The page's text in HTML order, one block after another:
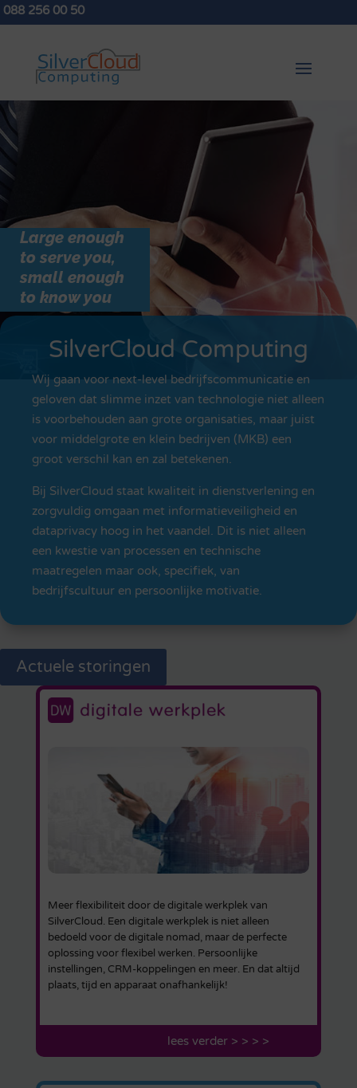
088 256 00 50
Large enough
to serve you,
small enough
to know you
SilverCloud Computing
Wij gaan voor next-level bedrijfscommunicatie en
geloven dat slimme inzet van technologie niet alleen
is voorbehouden aan grote organisaties, maar juist
voor middelgrote en klein bedrijven (MKB) een
groot verschil kan en zal betekenen.
Bij SilverCloud staat kwaliteit in dienstverlening en
zorgvuldig omgaan met informatieveiligheid en
dataprivacy hoog in het vaandel. Dit is niet alleen
een kwestie van processen en technische
maatregelen maar ook, specifiek, van
bedrijfscultuur en persoonlijke motivatie.
Actuele storingen
Meer flexibiliteit door de digitale werkplek van
SilverCloud. Een digitale werkplek is niet alleen
bedoeld voor de digitale nomad, maar de perfecte
oplossing voor flexibel werken. Persoonlijke
instellingen, CRM-koppelingen en meer. En dat altijd
plaats, tijd en apparaat onafhankelijk!
lees verder > > > >